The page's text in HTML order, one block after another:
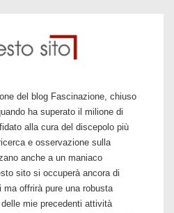
del blog Fascinazione, chiuso
ha superato il milione di
alla cura del discepolo più
e osservazione sulla
anche a un maniaco
sito si occuperà ancora di
offrirà pure una robusta
mie precedenti attività